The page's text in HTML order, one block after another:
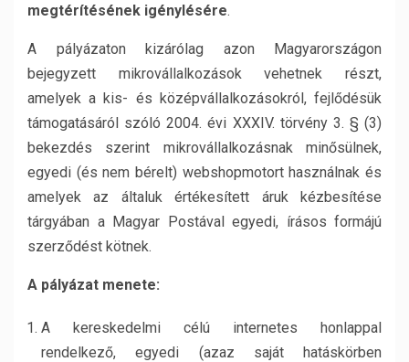
megtérítésének igénylésére.
A pályázaton kizárólag azon Magyarországon
bejegyzett mikrovállalkozások vehetnek részt,
amelyek a kis- és középvállalkozásokról, fejlődésük
támogatásáról szóló 2004. évi XXXIV. törvény 3. § (3)
bekezdés szerint mikrovállalkozásnak minősülnek,
egyedi (és nem bérelt) webshopmotort használnak és
amelyek az általuk értékesített áruk kézbesítése
tárgyában a Magyar Postával egyedi, írásos formájú
szerződést kötnek.
A pályázat menete:
A kereskedelmi célú internetes honlappal
rendelkező, egyedi (azaz saját hatáskörben